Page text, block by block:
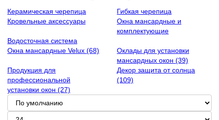
Керамическая черепица
Гибкая черепица
Кровельные аксессуары
Окна мансардные и
комплектующие
Водосточная система
Окна мансардные Velux (68)
Оклады для установки
мансардных окон (39)
Продукция для
профессиональной
установки окон (27)
Декор защита от солнца
(109)